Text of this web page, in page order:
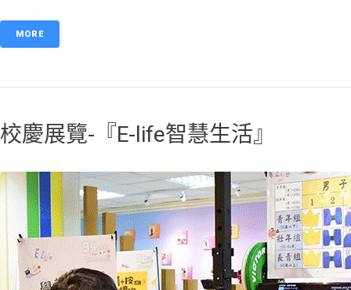
MORE
校慶展覽-『E-life智慧生活』